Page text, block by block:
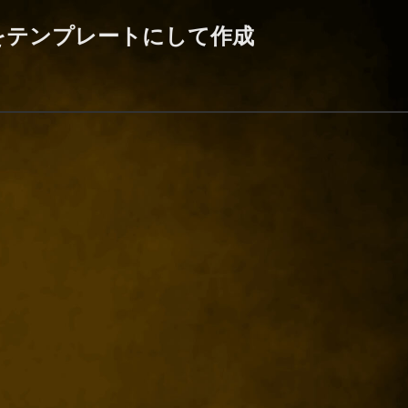
ンプレートにして作成